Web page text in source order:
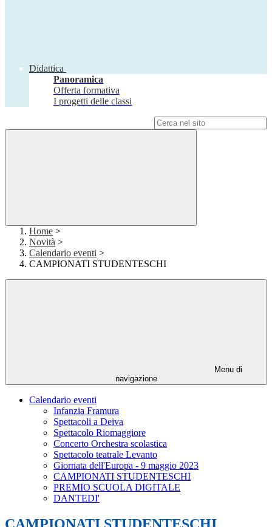
Didattica
Panoramica
Offerta formativa
I progetti delle classi
Home >
Novità >
Calendario eventi >
CAMPIONATI STUDENTESCHI
Menu di
navigazione
Calendario eventi
Infanzia Framura
Spettacoli a Deiva
Spettacolo Riomaggiore
Concerto Orchestra scolastica
Spettacolo teatrale Levanto
Giornata dell'Europa - 9 maggio 2023
CAMPIONATI STUDENTESCHI
PREMIO SCUOLA DIGITALE
DANTEDI'